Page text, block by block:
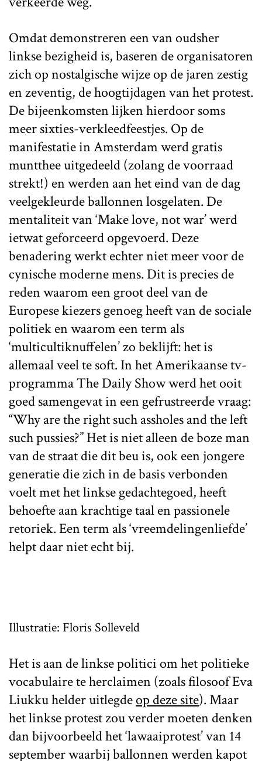
Omdat demonstreren een van oudsher
linkse bezigheid is, baseren de organisatoren
zich op nostalgische wijze op de jaren zestig
en zeventig, de hoogtijdagen van het protest.
De bijeenkomsten lijken hierdoor soms
meer sixties-verkleedfeestjes. Op de
manifestatie in Amsterdam werd gratis
muntthee uitgedeeld (zolang de voorraad
strekt!) en werden aan het eind van de dag
veelgekleurde ballonnen losgelaten. De
mentaliteit van ‘Make love, not war’ werd
ietwat geforceerd opgevoerd. Deze
benadering werkt echter niet meer voor de
cynische moderne mens. Dit is precies de
reden waarom een groot deel van de
Europese kiezers genoeg heeft van de sociale
politiek en waarom een term als
‘multicultiknuffelen’ zo beklijft: het is
allemaal veel te soft. In het Amerikaanse tv-
programma The Daily Show werd het ooit
goed samengevat in een gefrustreerde vraag:
“Why are the right such assholes and the left
such pussies?” Het is niet alleen de boze man
van de straat die dit beu is, ook een jongere
generatie die zich in de basis verbonden
voelt met het linkse gedachtegoed, heeft
behoefte aan krachtige taal en passionele
retoriek. Een term als ‘vreemdelingenliefde’
helpt daar niet echt bij.
Illustratie: Floris Solleveld
Het is aan de linkse politici om het politieke
vocabulaire te herclaimen (zoals filosoof Eva
Liukku helder uitlegdeop deze site). Maar
het linkse protest zou verder moeten denken
dan bijvoorbeeld het ‘lawaaiprotest’ van 14
september waarbij ballonnen werden kapot